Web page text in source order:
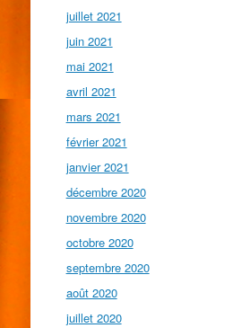
juillet 2021
juin 2021
mai 2021
avril 2021
mars 2021
février 2021
janvier 2021
décembre 2020
novembre 2020
octobre 2020
septembre 2020
août 2020
juillet 2020